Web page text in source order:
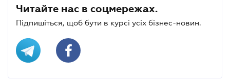
Читайте нас в соцмережах.
Підпишіться, щоб бути в курсі усіх бізнес-новин.